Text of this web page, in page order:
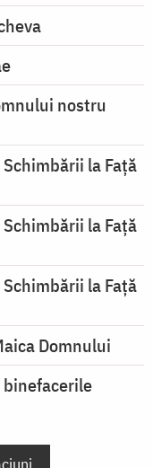
nostru
la Faţă
la Faţă
la Față
Domnului